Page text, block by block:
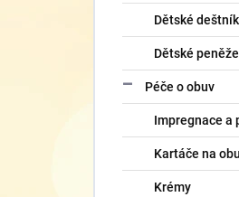
Dětské
Dětské
Péče o obuv
Impregnace a
Kartáče na
Krémy